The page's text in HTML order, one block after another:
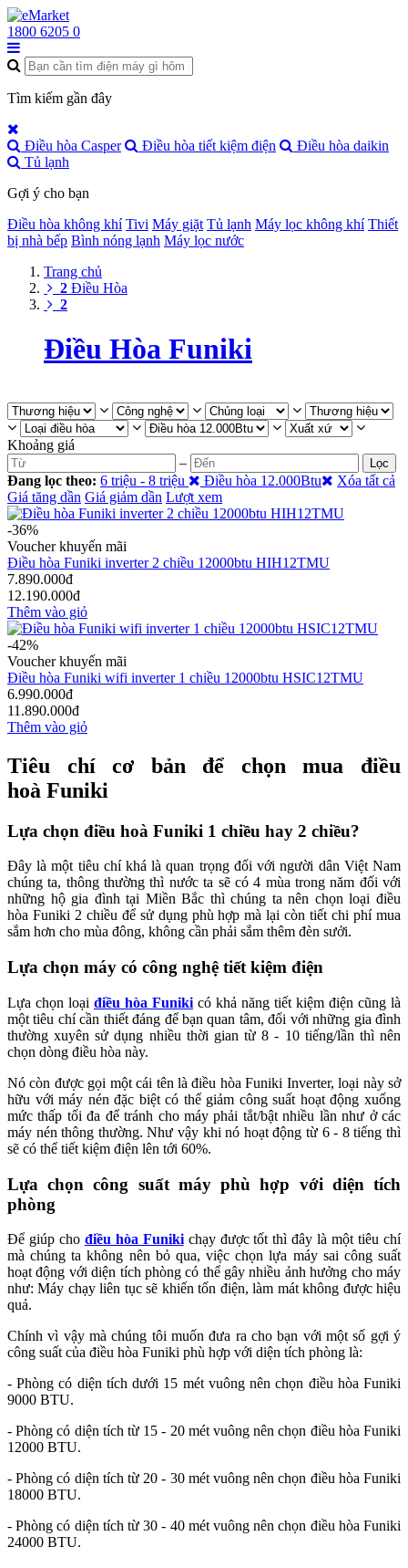
1800 6205 0
Tìm kiếm gần đây
Điều hòa Casper Điều hòa tiết kiệm điện
Điều hòa daikin
Tủ lạnh
Gợi ý cho bạn
Điều hòa không khí Tivi Máy giặt Tủ lạnh Máy lọc không khí Thiết
bị nhà bếp Bình nóng lạnh Máy lọc nước
Trang chủ
2 Điều Hòa
2
Điều Hòa Funiki
Khoảng giá
–
Lọc
Đang lọc theo: 6 triệu - 8 triệu Điều hòa 12.000Btu
Xóa tất cả
Giá tăng dần Giá giảm dần Lượt xem
-36%
Voucher khuyến mãi
Điều hòa Funiki inverter 2 chiều 12000btu HIH12TMU
7.890.000đ
12.190.000đ
Thêm vào giỏ
-42%
Voucher khuyến mãi
Điều hòa Funiki wifi inverter 1 chiều 12000btu HSIC12TMU
6.990.000đ
11.890.000đ
Thêm vào giỏ
Tiêu chí cơ bản để chọn mua điều
hoà Funiki
Lựa chọn điều hoà Funiki 1 chiều hay 2 chiều?
Đây là một tiêu chí khá là quan trọng đối với người dân Việt Nam
chúng ta, thông thường thì nước ta sẽ có 4 mùa trong năm đối với
những hộ gia đình tại Miền Bắc thì chúng ta nên chọn loại điều
hòa Funiki 2 chiều để sử dụng phù hợp mà lại còn tiết chi phí mua
sắm hơn cho mùa đông, không cần phải sắm thêm đèn sưởi.
Lựa chọn máy có công nghệ tiết kiệm điện
Lựa chọn loại điều hòa Funiki có khả năng tiết kiệm điện cũng là
một tiêu chí cần thiết đáng để bạn quan tâm, đối với những gia đình
thường xuyên sử dụng nhiều thời gian từ 8 - 10 tiếng/lần thì nên
chọn dòng điều hòa này.
Nó còn được gọi một cái tên là điều hòa Funiki Inverter, loại này sở
hữu với máy nén đặc biệt có thể giảm công suất hoạt động xuống
mức thấp tối đa để tránh cho máy phải tắt/bật nhiều lần như ở các
máy nén thông thường. Như vậy khi nó hoạt động từ 6 - 8 tiếng thì
sẽ có thể tiết kiệm điện lên tới 60%.
Lựa chọn công suất máy phù hợp với diện tích
phòng
Để giúp cho điều hòa Funikichạy được tốt thì đây là một tiêu chí
mà chúng ta không nên bỏ qua, việc chọn lựa máy sai công suất
hoạt động với diện tích phòng có thể gây nhiều ảnh hưởng cho máy
như: Máy chạy liên tục sẽ khiến tốn điện, làm mát không được hiệu
quả.
Chính vì vậy mà chúng tôi muốn đưa ra cho bạn với một số gợi ý
công suất của điều hòa Funiki phù hợp với diện tích phòng là:
- Phòng có diện tích dưới 15 mét vuông nên chọn điều hòa Funiki
9000 BTU.
- Phòng có diện tích từ 15 - 20 mét vuông nên chọn điều hòa Funiki
12000 BTU.
- Phòng có diện tích từ 20 - 30 mét vuông nên chọn điều hòa Funiki
18000 BTU.
- Phòng có diện tích từ 30 - 40 mét vuông nên chọn điều hòa Funiki
24000 BTU.